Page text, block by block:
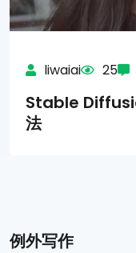
liwaiai 25
Stable
法
例外写作